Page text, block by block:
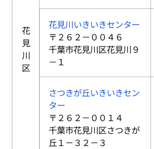
花
見
川
区
花見川いきいきセンター
〒２６２－００４６
千葉市花見川区花見川９
－１
さつきが丘いきいきセン
ター
〒２６２－００１４
千葉市花見川区さつきが
丘１－３２－３